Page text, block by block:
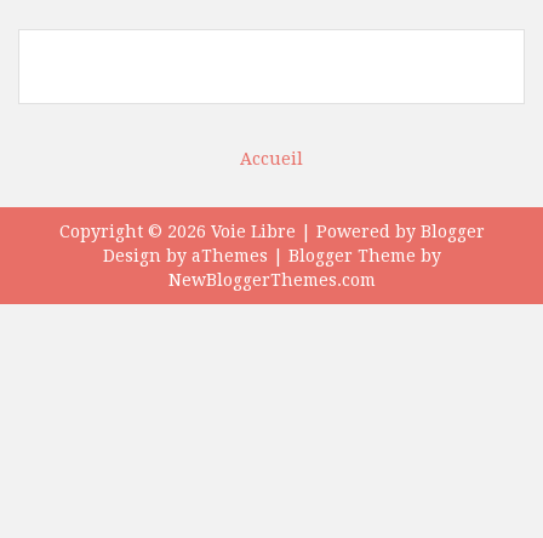
Accueil
Copyright © 2026 Voie Libre | Powered by Blogger
Design by aThemes | Blogger Theme by
NewBloggerThemes.com